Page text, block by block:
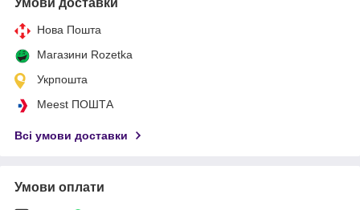
Нова Пошта
Магазини Rozetka
Укрпошта
Meest ПОШТА
Всі умови доставки
Умови оплати